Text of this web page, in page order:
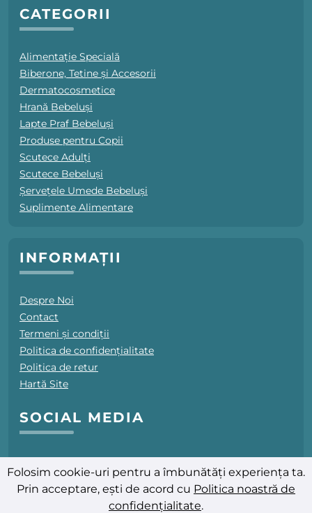
CATEGORII
Alimentație Specială
Biberone, Tetine și Accesorii
Dermatocosmetice
Hrană Bebeluși
Lapte Praf Bebeluși
Produse pentru Copii
Scutece Adulți
Scutece Bebeluși
Șervețele Umede Bebeluși
Suplimente Alimentare
INFORMAȚII
Despre Noi
Contact
Termeni și condiții
Politica de confidențialitate
Politica de retur
Hartă Site
SOCIAL MEDIA
Folosim cookie-uri pentru a îmbunătăți experiența ta.
Prin acceptare, ești de acord cu Politica noastră de
confidențialitate.